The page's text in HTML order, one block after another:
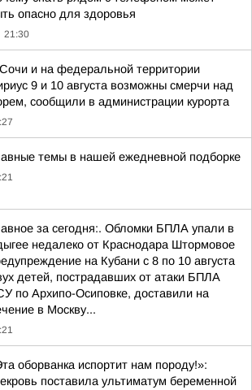
опасно для здоровья
21:30
и на федеральной территории
9 и 10 августа возможны смерчи над
сообщили в администрации курорта
темы в нашей ежедневной подборке
за сегодня:. Обломки БПЛА упали в
недалеко от Краснодара Штормовое
на Кубани с 8 по 10 августа
детей, пострадавших от атаки БПЛА
по Архипо-Осиповке, доставили на
в Москву...
оборванка испортит нам породу!»:
поставила ультиматум беременной